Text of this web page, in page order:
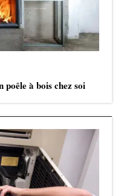
à bois chez soi